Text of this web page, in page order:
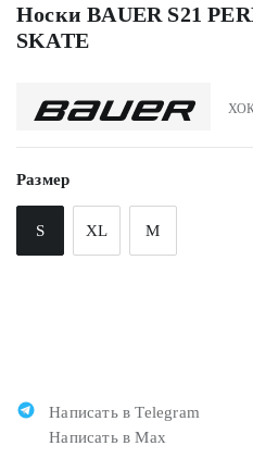
Носки BAUER S21
SKATE
Размер
S XL M
Написать в Telegram
Написать в Max